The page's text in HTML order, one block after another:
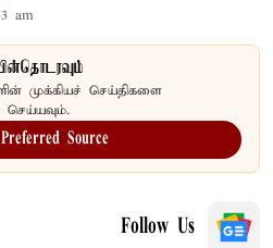
am
முக்கியச் செய்திகளை
செய்யவும்.
Source
Follow Us